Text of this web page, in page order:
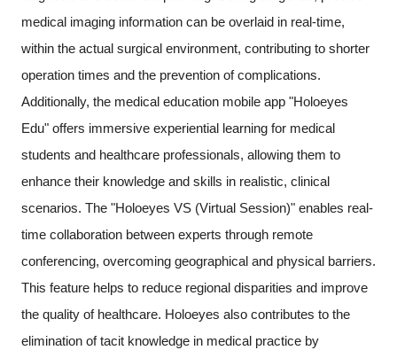
medical imaging information can be overlaid in real-time,
within the actual surgical environment, contributing to shorter
operation times and the prevention of complications.
Additionally, the medical education mobile app "Holoeyes
Edu" offers immersive experiential learning for medical
students and healthcare professionals, allowing them to
enhance their knowledge and skills in realistic, clinical
scenarios. The "Holoeyes VS (Virtual Session)" enables real-
time collaboration between experts through remote
conferencing, overcoming geographical and physical barriers.
This feature helps to reduce regional disparities and improve
the quality of healthcare. Holoeyes also contributes to the
elimination of tacit knowledge in medical practice by